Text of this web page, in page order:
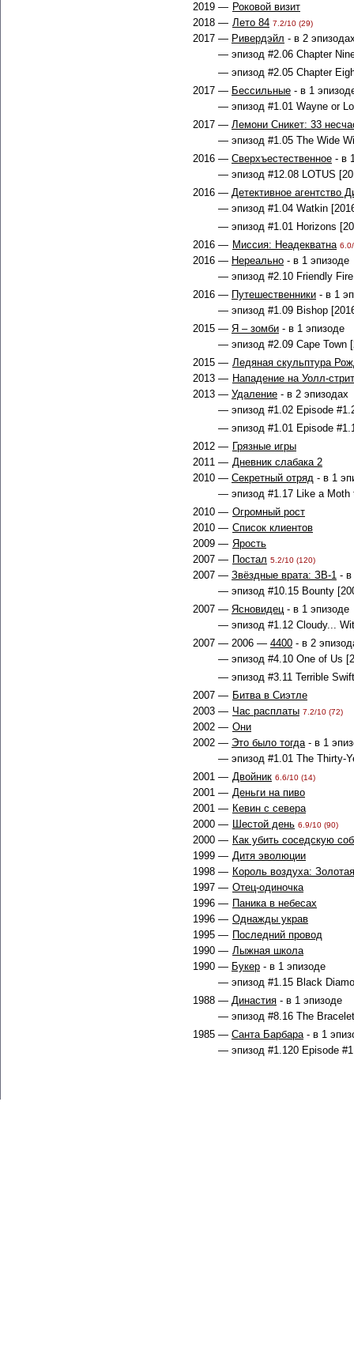
2019 — Роковой визит
2018 — Лето 84 7.2/10 (29)
2017 — Ривердэйл - в 2
— эпизод #2.06 Chapter
— эпизод #2.05 Chapter
2017 — Бессильные - в 1
— эпизод #1.01 Wayne or
2017 — Лемони Сникет: 33
— эпизод #1.05 The Wide
2016 — Сверхъестественное - в
— эпизод #12.08 LOTUS
2016 — Детективное агентство
— эпизод #1.04 Watkin
— эпизод #1.01 Horizons
2016 — Миссия: Неадекватна
2016 — Нереально - в 1 эпизоде
— эпизод #2.10 Friendly
2016 — Путешественники - в 1
— эпизод #1.09 Bishop
2015 — Я – зомби - в 1 эпизоде
— эпизод #2.09 Cape Town
2015 — Ледяная скульптура
2013 — Нападение на Уолл-стрит
2013 — Удаление - в 2 эпизодах
— эпизод #1.02 Episode
— эпизод #1.01 Episode
2012 — Грязные игры
2011 — Дневник слабака 2
2010 — Секретный отряд - в 1
— эпизод #1.17 Like a Moth
2010 — Огромный рост
2010 — Список клиентов
2009 — Ярость
2007 — Постал 5.2/10 (120)
2007 — Звёздные врата: ЗВ-1 - в
— эпизод #10.15 Bounty
2007 — Ясновидец- в 1 эпизоде
— эпизод #1.12 Cloudy...
2007 — 2006 — 4400 - в 2
— эпизод #4.10 One of Us
— эпизод #3.11 Terrible
2007 — Битва в Сиэтле
2003 — Час расплаты 7.2/10 (72)
2002 — Они
2002 — Это было тогда- в 1
— эпизод #1.01 The Thirty-
2001 — Двойник 6.6/10 (14)
2001 — Деньги на пиво
2001 — Кевин с севера
2000 — Шестой день 6.9/10 (90)
2000 — Как убить соседскую
1999 — Дитя эволюции
1998 — Король воздуха:
1997 — Отец-одиночка
1996 — Паника в небесах
1996 — Однажды украв
1995 — Последний провод
1990 — Лыжная школа
1990 — Букер - в 1 эпизоде
— эпизод #1.15 Black
1988 — Династия - в 1 эпизоде
— эпизод #8.16 The
1985 — Санта Барбара- в 1
— эпизод #1.120 Episode